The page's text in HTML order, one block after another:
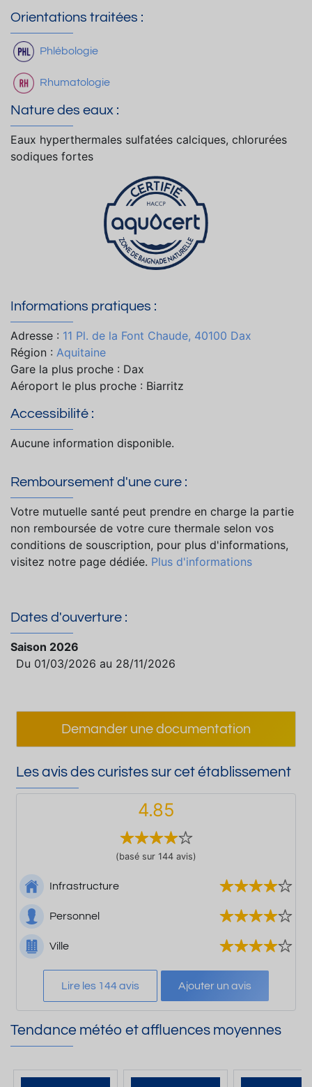
Orientations traitées :
Phlébologie
Rhumatologie
Nature des eaux :
Eaux hyperthermales sulfatées calciques, chlorurées
sodiques fortes
Informations pratiques :
Adresse : 11 Pl. de la Font Chaude, 40100 Dax
Région : Aquitaine
Gare la plus proche : Dax
Aéroport le plus proche : Biarritz
Accessibilité :
Aucune information disponible.
Remboursement d'une cure :
Votre mutuelle santé peut prendre en charge la partie
non remboursée de votre cure thermale selon vos
conditions de souscription, pour plus d'informations,
visitez notre page dédiée. Plus d'informations
Dates d'ouverture :
Saison 2026
Du 01/03/2026 au 28/11/2026
Demander une documentation
Les avis des curistes sur cet établissement
4.85
(basé sur 144 avis)
Infrastructure
Personnel
Ville
Lire les 144 avis Ajouter un avis
Tendance météo et affluences moyennes